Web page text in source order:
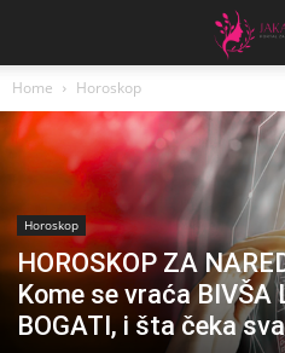
Home Horoskop
Horoskop
HOROSKOP ZA
Kome se vraća BIVŠA
BOGATI, i šta čeka